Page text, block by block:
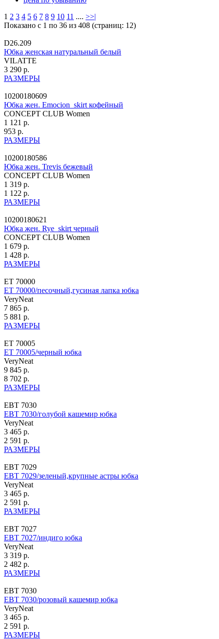
1 2 3 4 5 6 7 8 9 10 11 .... >>|
Показано с 1 по 36 из 408 (страниц: 12)
D26.209
Юбка женская натуральный белый
VILATTE
3 290 р.
РАЗМЕРЫ
10200180609
Юбка жен. Emocion_skirt кофейный
CONCEPT CLUB Women
1 121 р.
953 р.
РАЗМЕРЫ
10200180586
Юбка жен. Trevis бежевый
CONCEPT CLUB Women
1 319 р.
1 122 р.
РАЗМЕРЫ
10200180621
Юбка жен. Rye_skirt черный
CONCEPT CLUB Women
1 679 р.
1 428 р.
РАЗМЕРЫ
ЕТ 70000
ЕТ 70000/песочный,гусиная лапка юбка
VeryNeat
7 865 р.
5 881 р.
РАЗМЕРЫ
ЕТ 70005
ЕТ 70005/черный юбка
VeryNeat
9 845 р.
8 702 р.
РАЗМЕРЫ
ЕВТ 7030
ЕВТ 7030/голубой кашемир юбка
VeryNeat
3 465 р.
2 591 р.
РАЗМЕРЫ
ЕВТ 7029
ЕВТ 7029/зеленый,крупные астры юбка
VeryNeat
3 465 р.
2 591 р.
РАЗМЕРЫ
ЕВТ 7027
ЕВТ 7027/индиго юбка
VeryNeat
3 319 р.
2 482 р.
РАЗМЕРЫ
ЕВТ 7030
ЕВТ 7030/розовый кашемир юбка
VeryNeat
3 465 р.
2 591 р.
РАЗМЕРЫ